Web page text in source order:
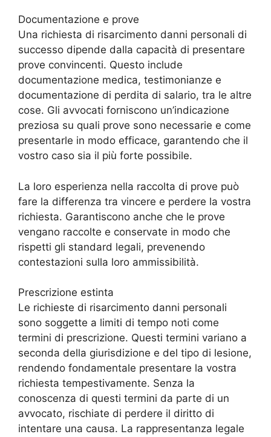
Documentazione e prove
Una richiesta di risarcimento danni personali di
successo dipende dalla capacità di presentare
prove convincenti. Questo include
documentazione medica, testimonianze e
documentazione di perdita di salario, tra le altre
cose. Gli avvocati forniscono un’indicazione
preziosa su quali prove sono necessarie e come
presentarle in modo efficace, garantendo che il
vostro caso sia il più forte possibile.
La loro esperienza nella raccolta di prove può
fare la differenza tra vincere e perdere la vostra
richiesta. Garantiscono anche che le prove
vengano raccolte e conservate in modo che
rispetti gli standard legali, prevenendo
contestazioni sulla loro ammissibilità.
Prescrizione estinta
Le richieste di risarcimento danni personali
sono soggette a limiti di tempo noti come
termini di prescrizione. Questi termini variano a
seconda della giurisdizione e del tipo di lesione,
rendendo fondamentale presentare la vostra
richiesta tempestivamente. Senza la
conoscenza di questi termini da parte di un
avvocato, rischiate di perdere il diritto di
intentare una causa. La rappresentanza legale